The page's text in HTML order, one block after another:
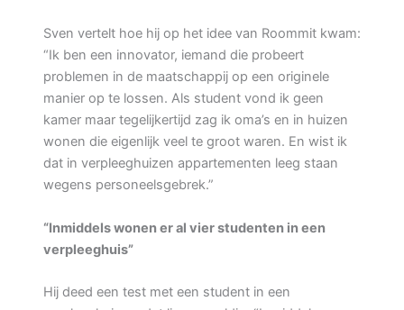
Sven vertelt hoe hij op het idee van Roommit kwam:
“Ik ben een innovator, iemand die probeert
problemen in de maatschappij op een originele
manier op te lossen. Als student vond ik geen
kamer maar tegelijkertijd zag ik oma’s en in huizen
wonen die eigenlijk veel te groot waren. En wist ik
dat in verpleeghuizen appartementen leeg staan
wegens personeelsgebrek.”
“Inmiddels wonen er al vier studenten in een
verpleeghuis”
Hij deed een test met een student in een